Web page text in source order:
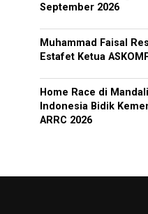
September 2026
Muhammad Faisal
Estafet Ketua
Home Race di
Indonesia Bidik
ARRC 2026